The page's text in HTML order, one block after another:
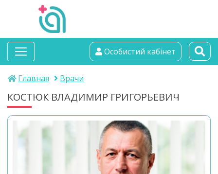
альтамедика
медичний центр
Особистий кабінет
Главная Врачи
КОСТЮК ВЛАДИМИР ГРИГОРЬЕВИЧ